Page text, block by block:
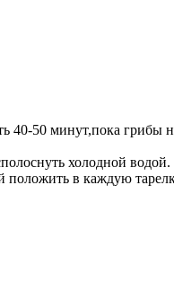
50 минут,пока грибы
холодной
в каждую